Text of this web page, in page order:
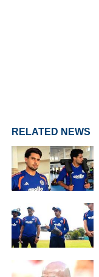
RELATED NEWS